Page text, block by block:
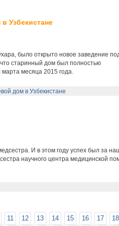
Узбекистане
было открыто новое заведение
старинный дом был полностью
марта месяца 2015 года.
дом в Узбекистане
И в этом году успех был за
научного центра медицинской
11 12 13 14 15 16 17 18